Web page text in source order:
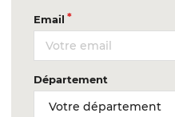
Email
Département